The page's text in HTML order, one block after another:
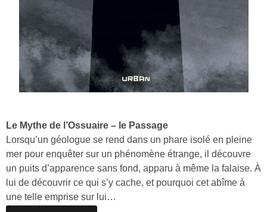
Le Mythe de l’Ossuaire – le Passage
Lorsqu’un géologue se rend dans un phare isolé en pleine
mer pour enquêter sur un phénomène étrange, il découvre
un puits d’apparence sans fond, apparu à même la falaise. À
lui de découvrir ce qui s’y cache, et pourquoi cet abîme à
une telle emprise sur lui…